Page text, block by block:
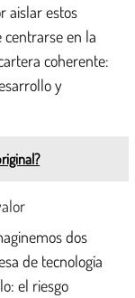
aislar estos
centrarse en la
coherente:
y
dos
de tecnología
el riesgo